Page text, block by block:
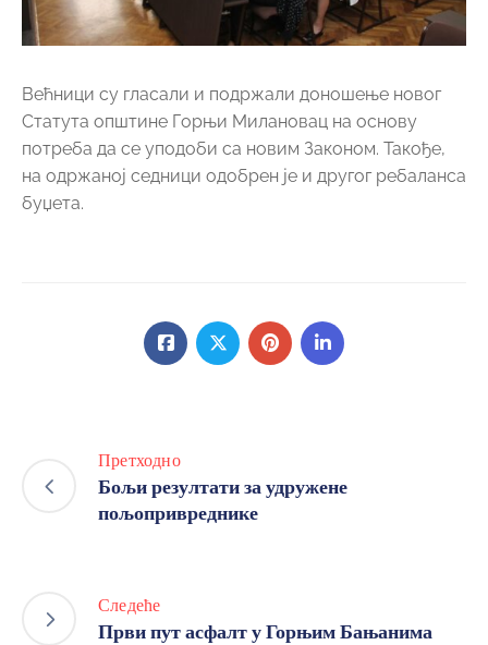
Већници су гласали и подржали доношење новог
Статута општине Горњи Милановац на основу
потреба да се уподоби са новим Законом. Такође,
на одржаној седници одобрен је и другог ребаланса
буџета.
Претходно
Бољи резултати за удружене
пољопривреднике
Следеће
Први пут асфалт у Горњим Бањанима